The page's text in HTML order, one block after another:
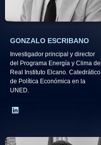
GONZALO ESCRIBANO​
Investigador principal y director
del Programa Energía y Clima del
Real Instituto Elcano. Catedrático
de Política Económica en la
UNED.​